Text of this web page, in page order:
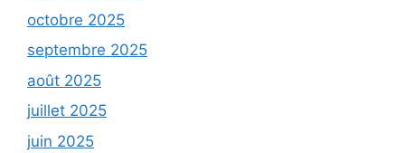
octobre 2025
septembre 2025
août 2025
juillet 2025
juin 2025